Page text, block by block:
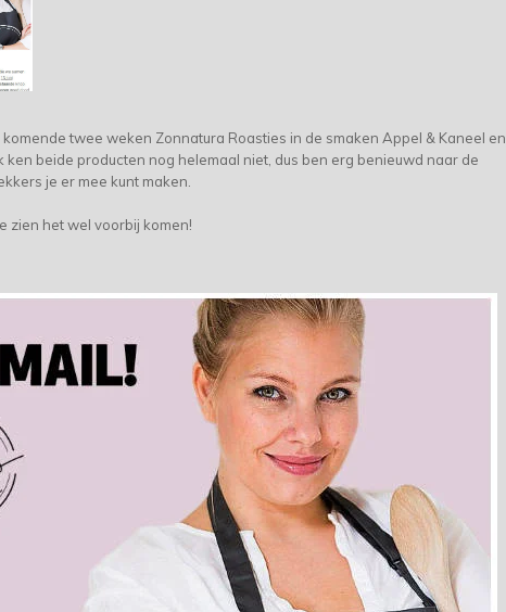
twee weken Zonnatura Roasties in de smaken Appel & Kaneel en
ken beide producten nog helemaal niet, dus ben erg benieuwd naar de
je er mee kunt maken.
zien het wel voorbij komen!